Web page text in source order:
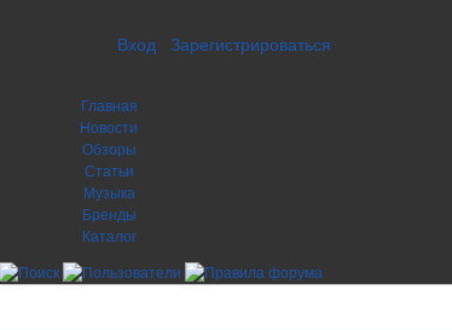
Вход Зарегистрироваться
Главная
Новости
Обзоры
Статьи
Музыка
Бренды
Каталог